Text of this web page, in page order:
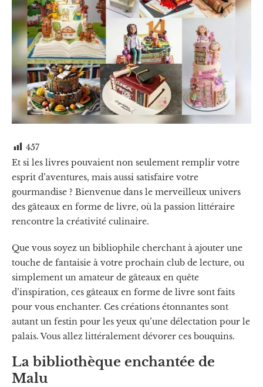
457
Et si les livres pouvaient non seulement remplir votre
esprit d’aventures, mais aussi satisfaire votre
gourmandise ? Bienvenue dans le merveilleux univers
des gâteaux en forme de livre, où la passion littéraire
rencontre la créativité culinaire.
Que vous soyez un bibliophile cherchant à ajouter une
touche de fantaisie à votre prochain club de lecture, ou
simplement un amateur de gâteaux en quête
d’inspiration, ces gâteaux en forme de livre sont faits
pour vous enchanter. Ces créations étonnantes sont
autant un festin pour les yeux qu’une délectation pour le
palais. Vous allez littéralement dévorer ces bouquins.
La bibliothèque enchantée de
Malu